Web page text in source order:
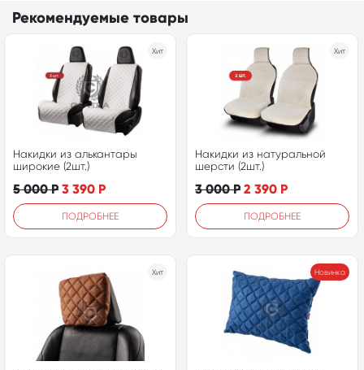
Рекомендуемые товары
Хит
Накидки из алькантары
широкие (2шт.)
5 000Р 3 390 Р
ПОДРОБНЕЕ
Хит
Накидки из натуральной
шерсти (2шт.)
3 000Р 2 390 Р
ПОДРОБНЕЕ
Хит Новинка